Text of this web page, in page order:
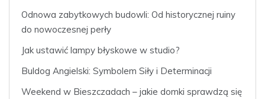
Odnowa zabytkowych budowli: Od historycznej ruiny
do nowoczesnej perły
Jak ustawić lampy błyskowe w studio?
Buldog Angielski: Symbolem Siły i Determinacji
Weekend w Bieszczadach – jakie domki sprawdzą się